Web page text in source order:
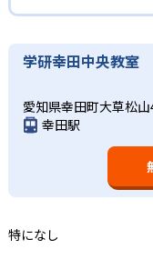
02
生徒それぞれ
学研教室の個別指
しっかり把握した上
された学習計画を設
教材を提供すると
つレベルアップす
ので、つまずくこ
している。
に向いている。
算数（数学）
学研教室では、算数
なるものと考え、そ
では筋道を立てて
の土台となる「読
る。また、この2教
語の基礎力を上げた
学研教室の合格実
い。
学研幸田中央教室
愛知県幸田町大草松
幸田駅
特になし